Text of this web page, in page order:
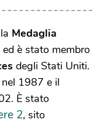
Medaglia
è stato membro
degli Stati Uniti.
nel 1987 e il
È stato
2, sito